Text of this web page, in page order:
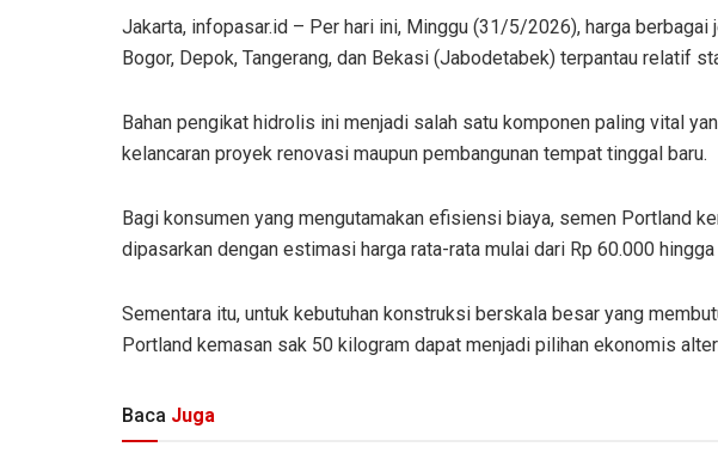
Jakarta, infopasar.id – Per hari ini, Minggu (31/5/2026), harga berbagai
Bogor, Depok, Tangerang, dan Bekasi (Jabodetabek) terpantau relatif
Bahan pengikat hidrolis ini menjadi salah satu komponen paling vital
kelancaran proyek renovasi maupun pembangunan tempat tinggal baru.
Bagi konsumen yang mengutamakan efisiensi biaya, semen Portland
dipasarkan dengan estimasi harga rata-rata mulai dari Rp 60.000
Sementara itu, untuk kebutuhan konstruksi berskala besar yang
Portland kemasan sak 50 kilogram dapat menjadi pilihan ekonomis
Baca Juga